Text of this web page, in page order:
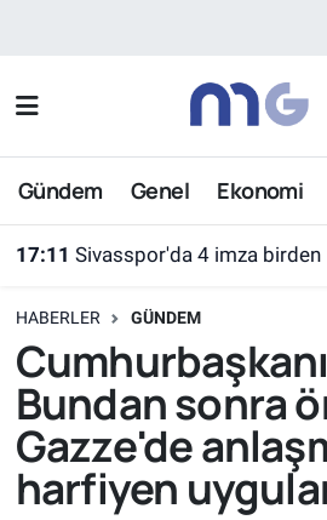
Gündem Genel Ekonomi
16:58 Çanakkale Boğazı'nda makine arızası
HABERLER GÜNDEM
Bundan sonra
Gazze'de
harfiyen
Nöbetçi Eczaneler
Hava Durumu
Süper Lig Puan Durumu ve
Tüm Manşetler
Son Dakika Haberleri